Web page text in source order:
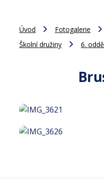
Úvod Fotogalerie
Školní družiny
6.